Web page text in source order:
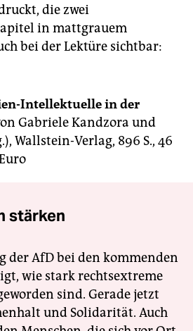
die zwei
in mattgrauem
bei der Lektüre sichtbar:
Intellektuelle in der
Gabriele Kandzora und
Wallstein-Verlag, 896 S., 46
stärken
der AfD bei den kommenden
wie stark rechtsextreme
sind. Gerade jetzt
und Solidarität. Auch